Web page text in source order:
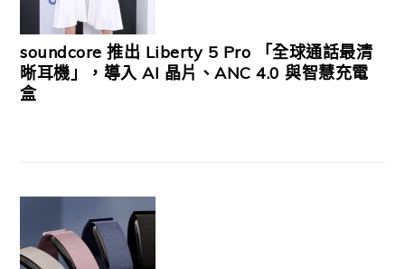
soundcore 推出 Liberty 5 Pro 「全球通話最清
晰耳機」，導入 AI 晶片、ANC 4.0 與智慧充電
盒